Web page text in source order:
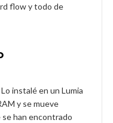
flow y todo de
instalé en un Lumia
y se mueve
han encontrado